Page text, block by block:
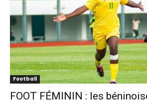
Football
FOOT FÉMININ : les